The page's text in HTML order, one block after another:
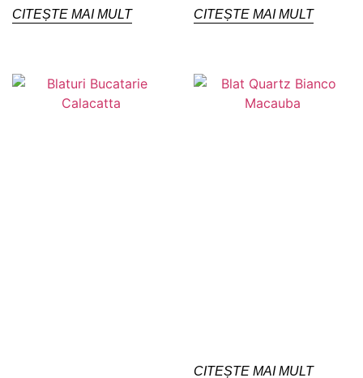
CITEȘTE MAI MULT CITEȘTE MAI MULT
CITEȘTE MAI MULT